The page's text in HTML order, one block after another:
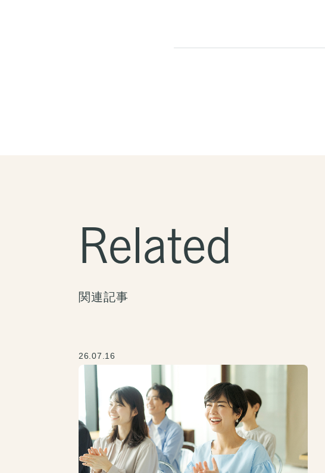
Related
関連記事
26.07.16